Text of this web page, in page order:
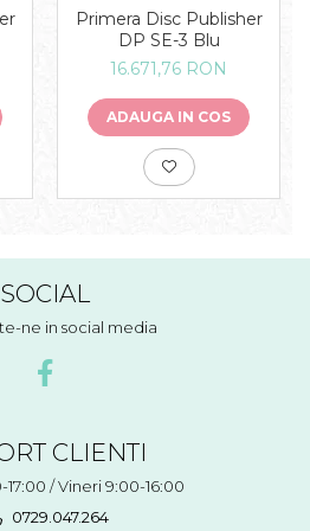
Primera Disc Publisher
DP SE-3 Blu
16.671,76 RON
ADAUGA IN COS
SOCIAL
ne in social media
CLIENTI
17:00 / Vineri 9:00-16:00
0729.047.264